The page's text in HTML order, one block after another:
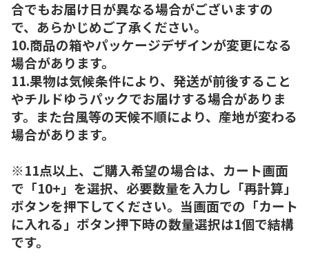
合でもお届け日が異なる場合がございますの
で、あらかじめご了承ください。
10.商品の箱やパッケージデザインが変更になる
場合があります。
11.果物は気候条件により、発送が前後すること
やチルドゆうパックでお届けする場合がありま
す。また台風等の天候不順により、産地が変わる
場合があります。
※11点以上、ご購入希望の場合は、カート画面
で「10+」を選択、必要数量を入力し「再計算」
ボタンを押下してください。当画面での「カート
に入れる」ボタン押下時の数量選択は1個で結構
です。